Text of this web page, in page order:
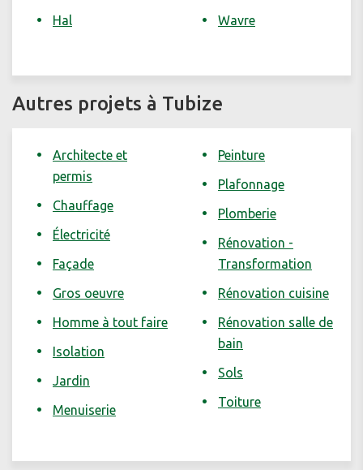
Hal
Wavre
Autres projets à Tubize
Architecte et
permis
Chauffage
Électricité
Façade
Gros oeuvre
Homme à tout faire
Isolation
Jardin
Menuiserie
Peinture
Plafonnage
Plomberie
Rénovation -
Transformation
Rénovation cuisine
Rénovation salle de
bain
Sols
Toiture